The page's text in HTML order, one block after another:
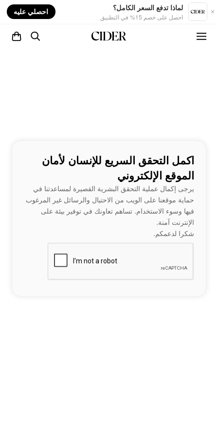
لماذا تدفع السعر الكامل؟
احصل على خصم 15% في التطبيق
احصلي عليه
اكمل التحقق السريع للإنسان لأمان
الموقع الإلكتروني
يرجى إكمال عملية التحقق البشرية القصيرة لمساعدتنا في
حماية موقعنا على الويب من الاحتيال والرسائل غير المرغوب
فيها وسوء الاستخدام. تساهم تعاونك في توفير بيئة على
الإنترنت آمنة.
شكرا لدعمكم.